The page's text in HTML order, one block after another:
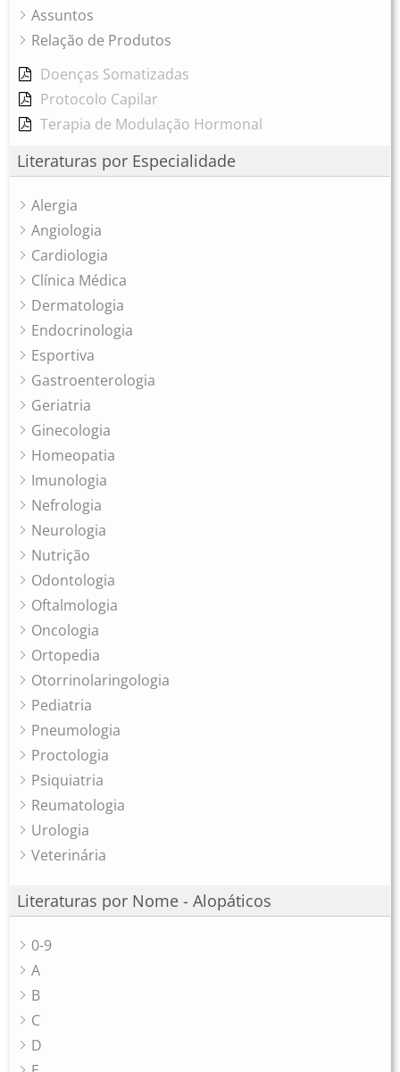
Assuntos
Relação de Produtos
Doenças Somatizadas
Protocolo Capilar
Terapia de Modulação Hormonal
Literaturas por Especialidade
Alergia
Angiologia
Cardiologia
Clínica Médica
Dermatologia
Endocrinologia
Esportiva
Gastroenterologia
Geriatria
Ginecologia
Homeopatia
Imunologia
Nefrologia
Neurologia
Nutrição
Odontologia
Oftalmologia
Oncologia
Ortopedia
Otorrinolaringologia
Pediatria
Pneumologia
Proctologia
Psiquiatria
Reumatologia
Urologia
Veterinária
Literaturas por Nome - Alopáticos
0-9
A
B
C
D